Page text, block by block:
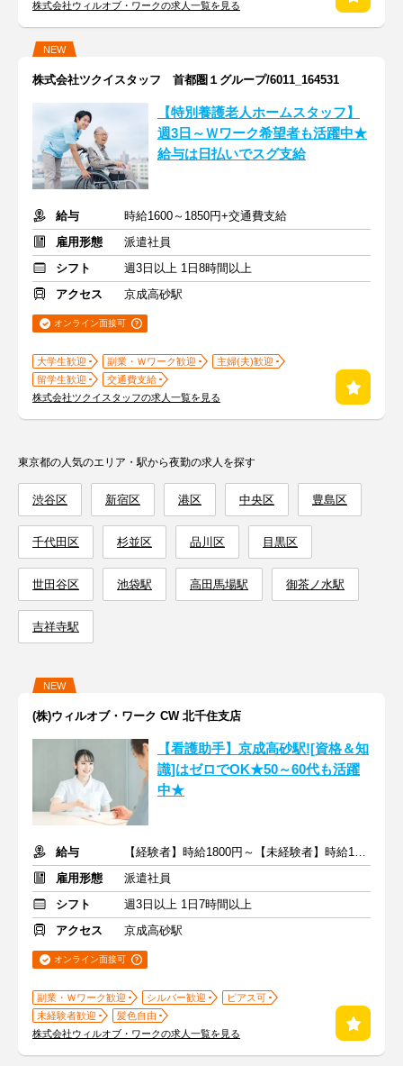
株式会社ウィルオブ・ワークの求人一覧を見る
NEW
株式会社ツクイスタッフ 首都圏１グループ/6011_164531
【特別養護老人ホームスタッフ】
週3日～Ｗワーク希望者も活躍中★
給与は日払いでスグ支給
給与
時給1600～1850円+交通費支給
雇用形態
派遣社員
シフト
週3日以上 1日8時間以上
アクセス
京成高砂駅
オンライン面接可
大学生歓迎 副業・Ｗワーク歓迎
主婦(夫)歓迎
留学生歓迎
交通費支給
株式会社ツクイスタッフの求人一覧を見る
東京都の人気のエリア・駅から夜勤の求人を探す
渋谷区 新宿区 港区 中央区 豊島区
千代田区 杉並区 品川区 目黒区
世田谷区 池袋駅 高田馬場駅 御茶ノ水駅
吉祥寺駅
NEW
(株)ウィルオブ・ワーク CW 北千住支店
【看護助手】京成高砂駅![資格＆知
識]はゼロでOK★50～60代も活躍
中★
給与
【経験者】時給1800円～【未経験者】時給1500円～ ＋交通費
雇用形態
派遣社員
シフト
週3日以上 1日7時間以上
アクセス
京成高砂駅
オンライン面接可
副業・Ｗワーク歓迎 シルバー歓迎
ピアス可
未経験者歓迎
髪色自由
株式会社ウィルオブ・ワークの求人一覧を見る